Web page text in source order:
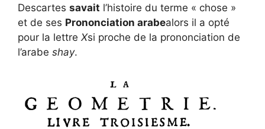
Descartes savait l’histoire du terme « chose »
et de ses Prononciation arabealors il a opté
pour la lettre Xsi proche de la prononciation de
l’arabe shay.